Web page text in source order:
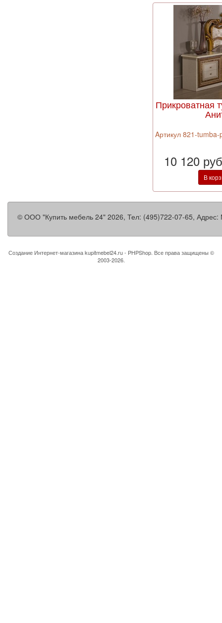
Прикроватная
Aртикул 821-
10 120
В
© ООО "Купить мебель 24" 2026, Тел: (495)722-07-65, Адрес:
Создание Интернет-магазинаkupitmebel24.ru - PHPShop. Все права защищены ©
2003-2026.